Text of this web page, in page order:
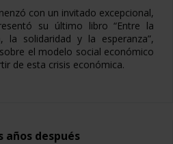
con un invitado excepcional,
su último libro “Entre la
la solidaridad y la esperanza”,
el modelo social económico
de esta crisis económica.
años después